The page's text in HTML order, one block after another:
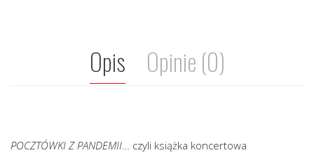
Opis Opinie (0)
POCZTÓWKI Z PANDEMII … czyli książka koncertowa